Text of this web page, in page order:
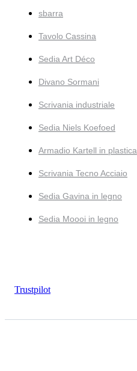
sbarra
Tavolo Cassina
Sedia Art Déco
Divano Sormani
Scrivania industriale
Sedia Niels Koefoed
Armadio Kartell in plastica
Scrivania Tecno Acciaio
Sedia Gavina in legno
Sedia Moooi in legno
Trustpilot